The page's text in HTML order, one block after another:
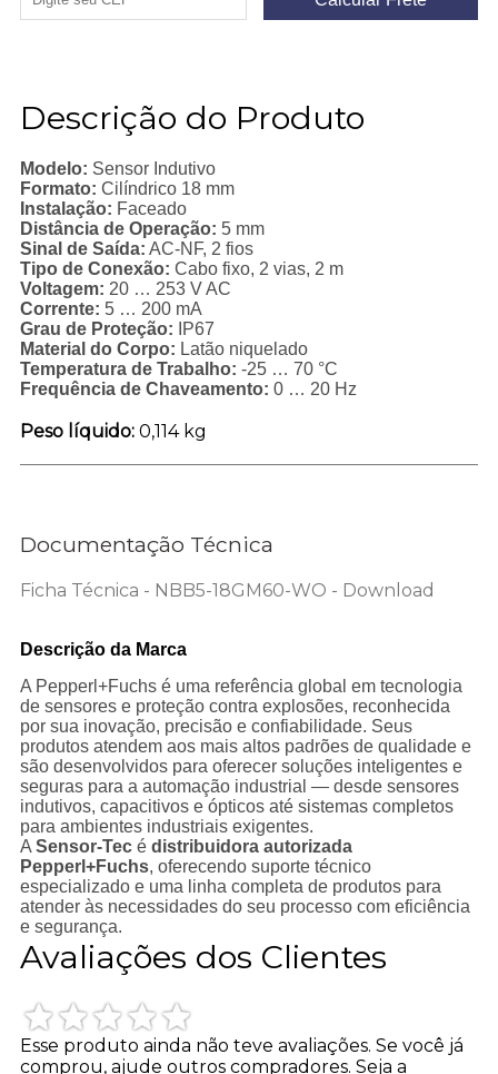
Descrição do Produto
Modelo: Sensor Indutivo
Formato: Cilíndrico 18 mm
Instalação: Faceado
Distância de Operação: 5 mm
Sinal de Saída: AC-NF, 2 fios
Tipo de Conexão: Cabo fixo, 2 vias, 2 m
Voltagem: 20 … 253 V AC
Corrente: 5 … 200 mA
Grau de Proteção: IP67
Material do Corpo: Latão niquelado
Temperatura de Trabalho: -25 … 70 °C
Frequência de Chaveamento: 0 … 20 Hz
Peso líquido: 0,114 kg
Documentação Técnica
Ficha Técnica - NBB5-18GM60-WO - Download
Descrição da Marca
A Pepperl+Fuchs é uma referência global em tecnologia
de sensores e proteção contra explosões, reconhecida
por sua inovação, precisão e confiabilidade. Seus
produtos atendem aos mais altos padrões de qualidade e
são desenvolvidos para oferecer soluções inteligentes e
seguras para a automação industrial — desde sensores
indutivos, capacitivos e ópticos até sistemas completos
para ambientes industriais exigentes.
A Sensor-Tecé distribuidora autorizada
Pepperl+Fuchs, oferecendo suporte técnico
especializado e uma linha completa de produtos para
atender às necessidades do seu processo com eficiência
e segurança.
Avaliações dos Clientes
Esse produto ainda não teve avaliações. Se você já
comprou, ajude outros compradores. Seja a